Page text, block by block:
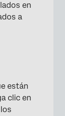
en
a
están
clic en